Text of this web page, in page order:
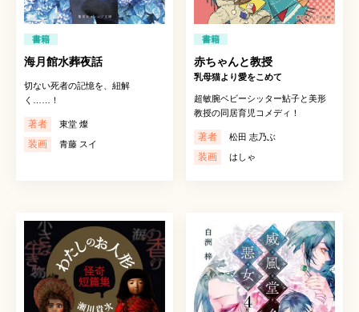
書籍
海月館水葬夜話
切ない死者の記憶を、紐解
く……！
著者 東堂 燦
装画 青藤 スイ
書籍
赤ちゃんと教授
乳母猫より愛をこめて
超敏腕ベビーシッター鮎子と美形
教授の同居育児コメディ！
著者 松田 志乃ぶ
装画 はしゃ